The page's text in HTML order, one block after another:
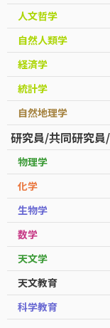
人文哲学
自然人類学
経済学
統計学
自然地理学
研究員/共同研究
物理学
化学
生物学
数学
天文学
天文教育
科学教育